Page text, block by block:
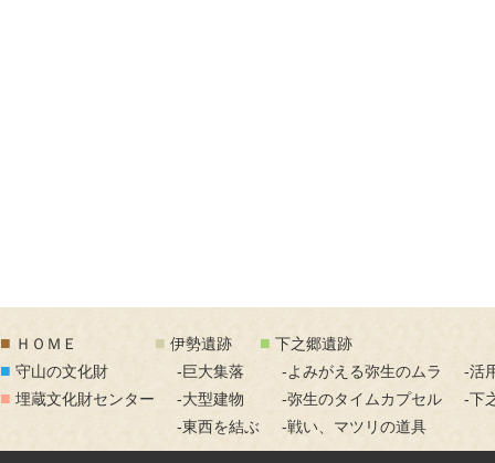
■ ＨＯＭＥ
■ 守山の文化財
■ 埋蔵文化財センター
■ 伊勢遺跡
-巨大集落
-大型建物
-東西を結ぶ
■ 下之郷遺跡
-よみがえる弥生のムラ
-弥生のタイムカプセル
-戦い、マツリの道具
-活
-下